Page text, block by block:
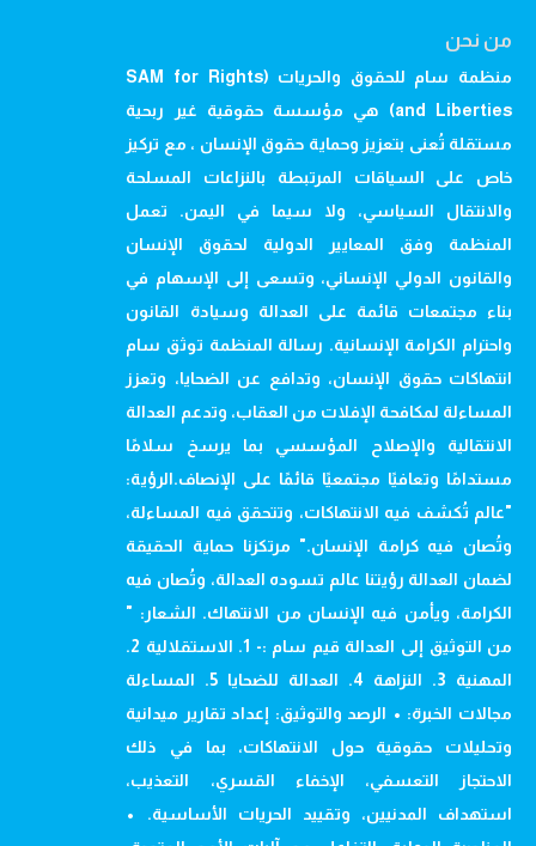
من نحن
منظمة سام للحقوق والحريات (SAM for Rights
and Liberties) هي مؤسسة حقوقية غير ربحية
مستقلة تُعنى بتعزيز وحماية حقوق الإنسان ، مع تركيز
خاص على السياقات المرتبطة بالنزاعات المسلحة
والانتقال السياسي، ولا سيما في اليمن. تعمل
المنظمة وفق المعايير الدولية لحقوق الإنسان
والقانون الدولي الإنساني، وتسعى إلى الإسهام في
بناء مجتمعات قائمة على العدالة وسيادة القانون
واحترام الكرامة الإنسانية. رسالة المنظمة توثق سام
انتهاكات حقوق الإنسان، وتدافع عن الضحايا، وتعزز
المساءلة لمكافحة الإفلات من العقاب، وتدعم العدالة
الانتقالية والإصلاح المؤسسي بما يرسخ سلامًا
مستدامًا وتعافيًا مجتمعيًا قائمًا على الإنصاف.الرؤية:
"عالم تُكشف فيه الانتهاكات، وتتحقق فيه المساءلة،
وتُصان فيه كرامة الإنسان." مرتكزنا حماية الحقيقة
لضمان العدالة رؤيتنا عالم تسوده العدالة، وتُصان فيه
الكرامة، ويأمن فيه الإنسان من الانتهاك. الشعار: "
من التوثيق إلى العدالة قيم سام :- 1. الاستقلالية 2.
المهنية 3. النزاهة 4. العدالة للضحايا 5. المساءلة
مجالات الخبرة: • الرصد والتوثيق: إعداد تقارير ميدانية
وتحليلات حقوقية حول الانتهاكات، بما في ذلك
الاحتجاز التعسفي، الإخفاء القسري، التعذيب،
استهداف المدنيين، وتقييد الحريات الأساسية. •